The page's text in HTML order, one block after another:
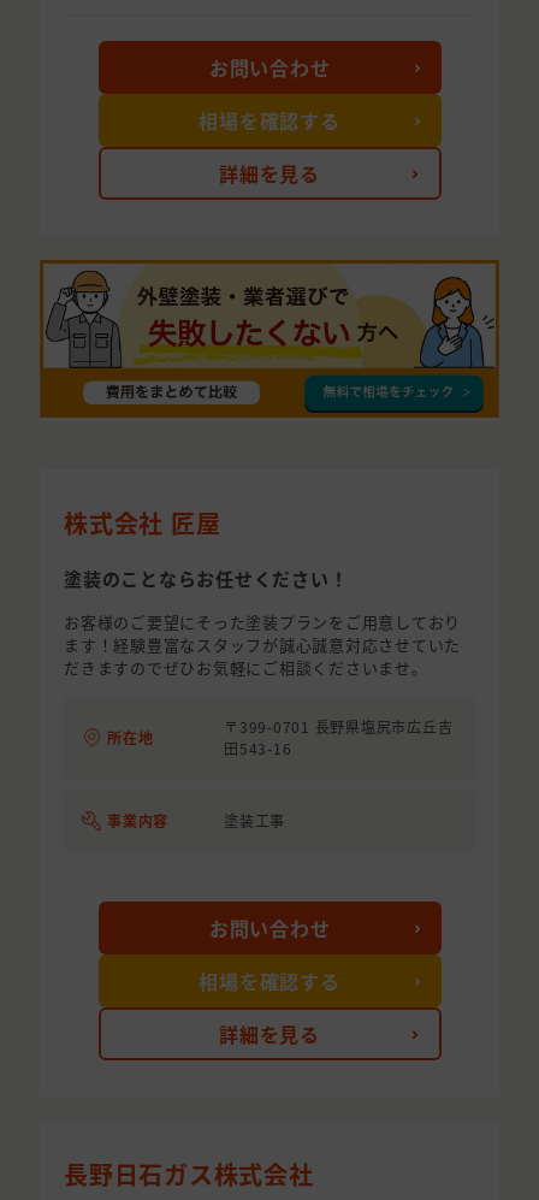
詳細を見る
お問い合わせ
相場を確認する
株式会社 匠屋
塗装のことならお任せください！
お客様のご要望にそった塗装プランをご用意しており
ます！経験豊富なスタッフが誠心誠意対応させていた
だきますのでぜひお気軽にご相談くださいませ。
所在地
〒399-0701 長野県塩尻市広丘吉
田543-16
事業内容 塗装工事
詳細を見る
お問い合わせ
相場を確認する
長野日石ガス株式会社